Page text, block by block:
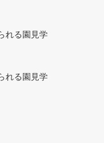
れる園見学
れる園見学